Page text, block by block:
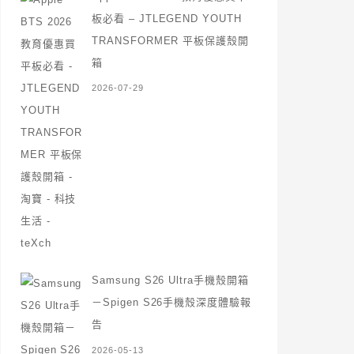
板必看 – JTLEGEND YOUTH
TRANSFORMER 平板保護殼開
箱
2026-07-29
Samsung S26 Ultra手機殼開箱
－Spigen S26手機殼深度體驗報
告
2026-05-13